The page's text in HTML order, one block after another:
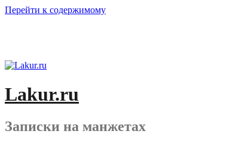
Перейти к содержимому
Lakur.ru
Записки на манжетах